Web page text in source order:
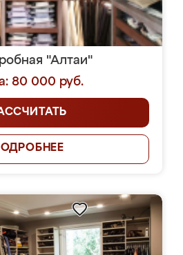
"Алтаи"
80 000 руб.